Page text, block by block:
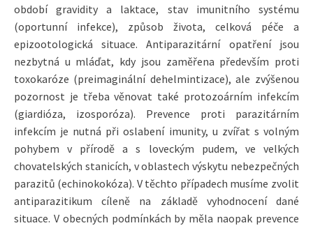
období gravidity a laktace, stav imunitního systému
(oportunní infekce), způsob života, celková péče a
epizootologická situace. Antiparazitární opatření jsou
nezbytná u mláďat, kdy jsou zaměřena především proti
toxokaróze (preimaginální dehelmintizace), ale zvýšenou
pozornost je třeba věnovat také protozoárním infekcím
(giardióza, izosporóza). Prevence proti parazitárním
infekcím je nutná při oslabení imunity, u zvířat s volným
pohybem v přírodě a s loveckým pudem, ve velkých
chovatelských stanicích, v oblastech výskytu nebezpečných
parazitů (echinokokóza). V těchto případech musíme zvolit
antiparazitikum cíleně na základě vyhodnocení dané
situace. V obecných podmínkách by měla naopak prevence